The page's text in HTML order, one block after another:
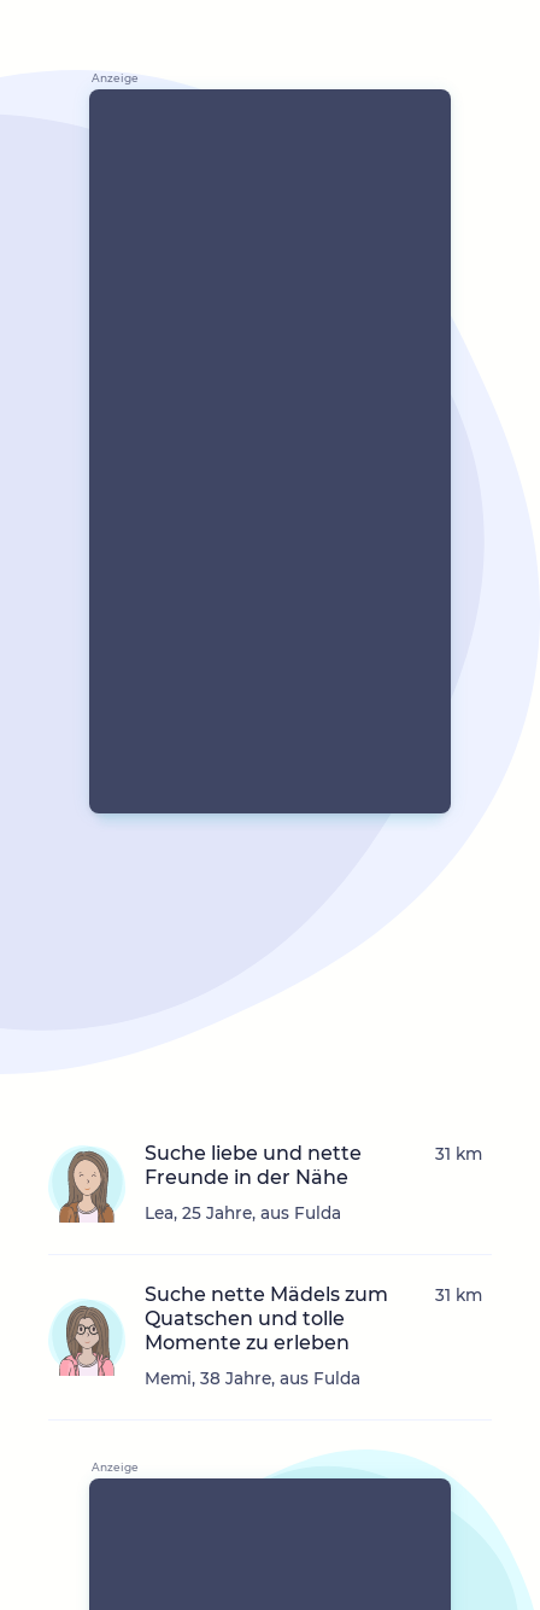
Suche liebe und nette
Freunde in der Nähe
Lea, 25 Jahre, aus Fulda
31 km
Suche nette Mädels zum
Quatschen und tolle
Momente zu erleben
Memi, 38 Jahre, aus Fulda
31 km